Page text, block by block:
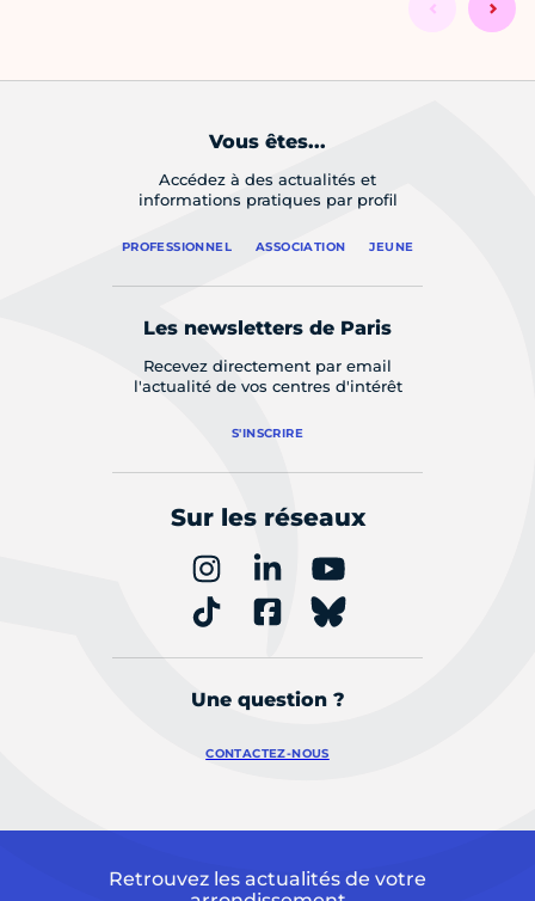
Vous êtes...
Accédez à des actualités et
informations pratiques par profil
PROFESSIONNEL ASSOCIATION JEUNE
Les newsletters de Paris
Recevez directement par email
l'actualité de vos centres d'intérêt
S'INSCRIRE
Sur les réseaux
Une question ?
CONTACTEZ-NOUS
Retrouvez les actualités de votre